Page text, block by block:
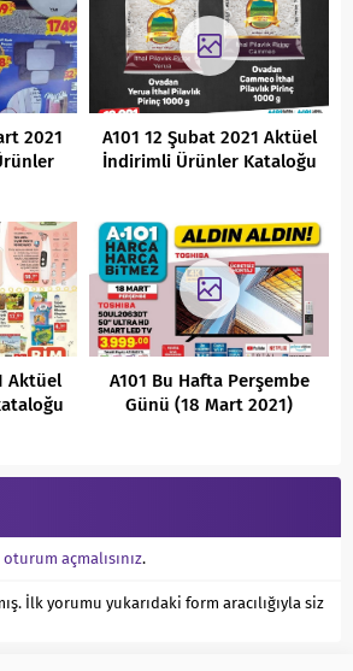
2021
A101 12 Şubat 2021 Aktüel
İndirimli Ürünler Kataloğu
Aktüel
A101 Bu Hafta Perşembe
Günü (18 Mart 2021)
oturum açmalısınız.
İlk yorumu yukarıdaki form aracılığıyla siz